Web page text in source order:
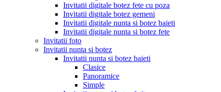
Invitatii digitale botez fete cu poza
Invitatii digitale botez gemeni
Invitatii digitale nunta si botez baieti
Invitatii digitale nunta si botez fete
Invitatii foto
Invitatii nunta si botez
Invitatii nunta si botez baieti
Clasice
Panoramice
Simple